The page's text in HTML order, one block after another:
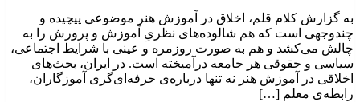
به گزارش کلام قلم، اخلاق در آموزش هنر موضوعی پیچیده و
چندوجهی است که هم شالوده‌های نظریِ آموزش و پرورش را به
چالش می‌کشد و هم به صورت روزمره و عینی با شرایط اجتماعی،
سیاسی و حقوقی هر جامعه درآمیخته است‌. در ایران، بحث‌های
اخلاقی در آموزش هنر نه تنها درباره‌ی حرفه‌ای‌گری آموزگاران،
رابطه‌ی معلم […]